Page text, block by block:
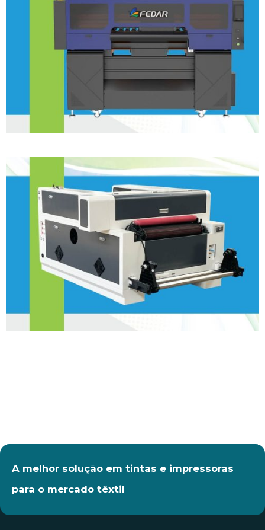
DTF 8 Cabeças
Corte a Laser
A melhor solução em tintas e impressoras
para o mercado têxtil